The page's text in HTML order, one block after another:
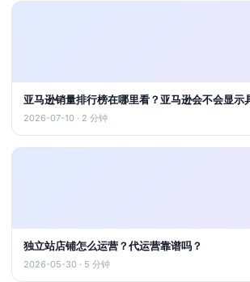
亚马逊销量排行榜在哪里看？亚马逊会不会显示
2026-07-10 · 2 分钟
独立站店铺怎么运营？代运营靠谱吗？
2026-05-30 · 5 分钟